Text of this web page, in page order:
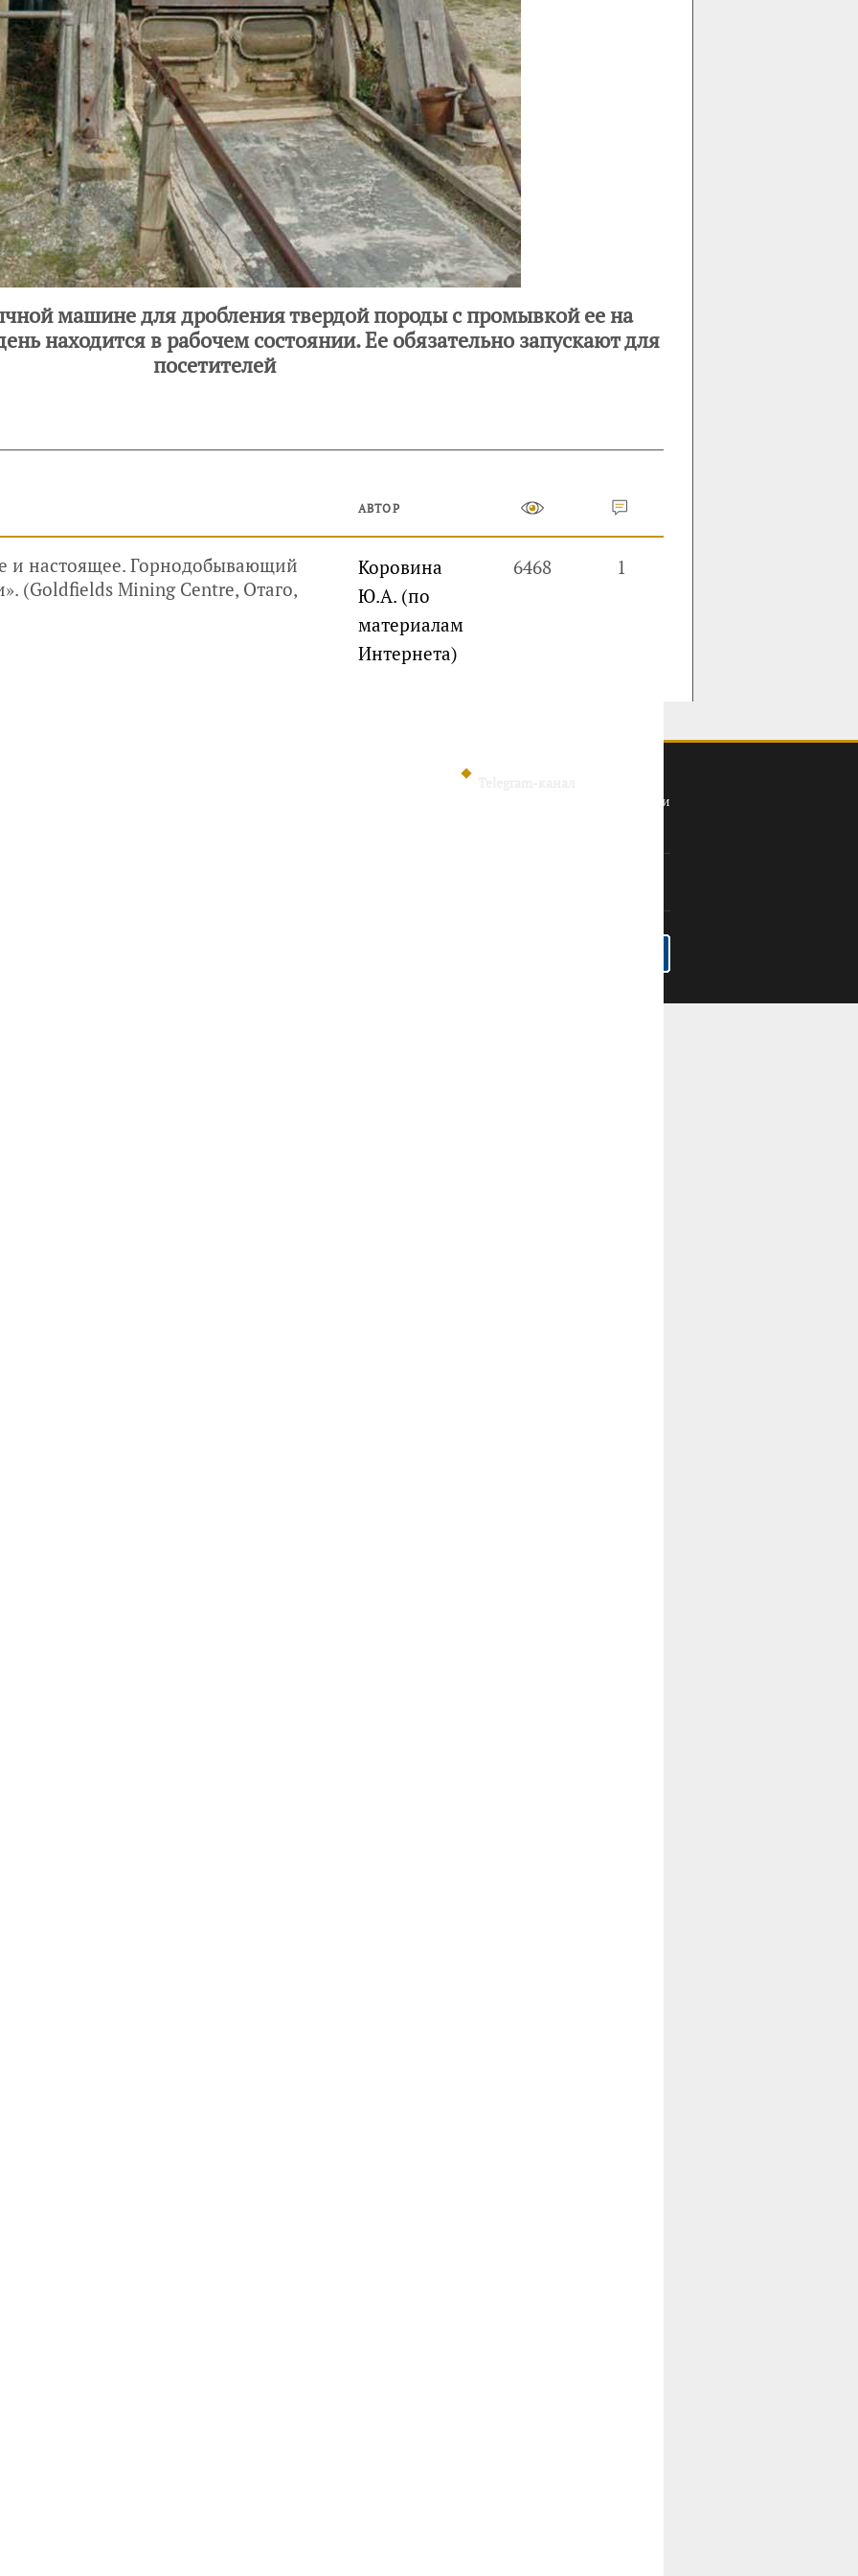
машине для дробления твердой породы с промывкой ее на
находится в рабочем состоянии. Ее обязательно запускают для
посетителей
АВТОР
и настоящее. Горнодобывающий
(Goldfields Mining Centre, Отаго,
Коровина
Ю.А. (по
материалам
Интернета)
6468 1
инвесторов
Политика конфиденциальности
использовании материалов гиперссылка обязательна.